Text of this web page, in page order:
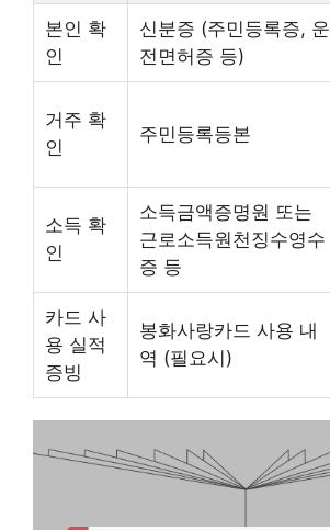
본인 확
인
신분증 (주민등록증, 운
전면허증 등)
거주 확
인
주민등록등본
소득 확
인
소득금액증명원 또는
근로소득원천징수영수
증 등
카드 사
용 실적
증빙
봉화사랑카드 사용 내
역 (필요시)